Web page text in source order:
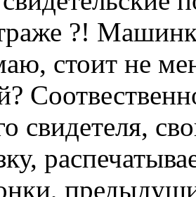
?!
стоит не
свидетеля,